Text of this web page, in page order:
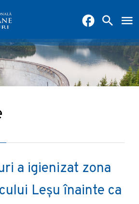
a igienizat zona
Leșu înainte ca